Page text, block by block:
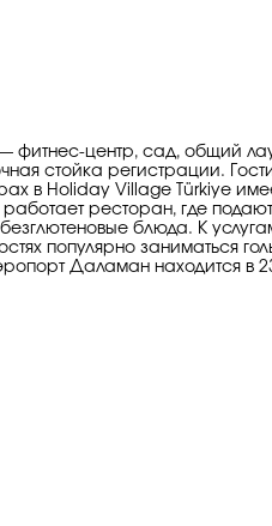
— фитнес-центр, сад, общий
стойка регистрации.
в Holiday Village Türkiye
ресторан, где
блюда. К
популярно заниматься
Даламан находится в